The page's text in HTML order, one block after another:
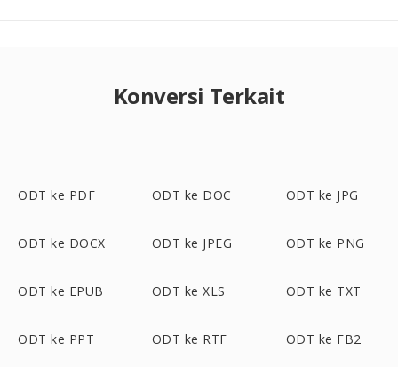
Konversi Terkait
ODT ke PDF ODT ke DOC ODT ke JPG
ODT ke DOCX ODT ke JPEG ODT ke PNG
ODT ke EPUB ODT ke XLS ODT ke TXT
ODT ke PPT ODT ke RTF ODT ke FB2